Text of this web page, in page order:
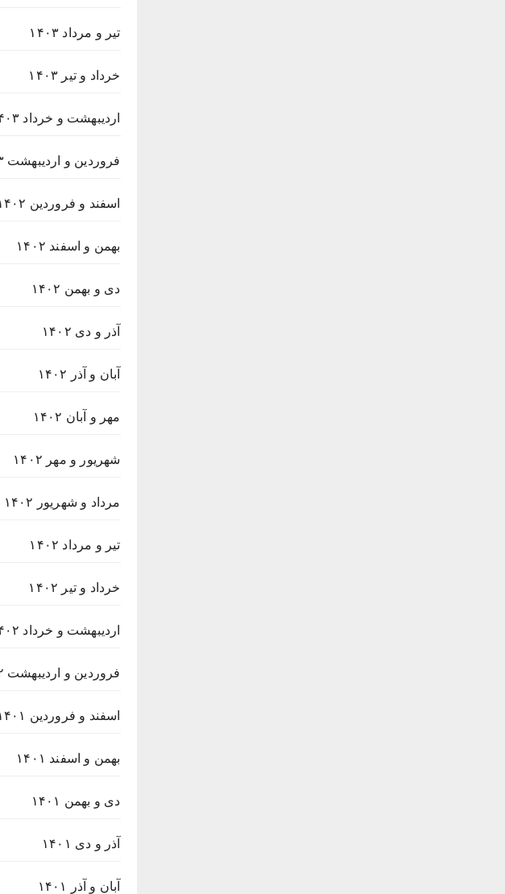
تیر و مرداد ۱۴۰۳
خرداد و تیر ۱۴۰۳
اردیبهشت و خرداد ۱۴۰۳
فروردین و اردیبهشت ۱۴۰۳
اسفند و فروردین ۱۴۰۲
بهمن و اسفند ۱۴۰۲
دی و بهمن ۱۴۰۲
آذر و دی ۱۴۰۲
آبان و آذر ۱۴۰۲
مهر و آبان ۱۴۰۲
شهریور و مهر ۱۴۰۲
مرداد و شهریور ۱۴۰۲
تیر و مرداد ۱۴۰۲
خرداد و تیر ۱۴۰۲
اردیبهشت و خرداد ۱۴۰۲
فروردین و اردیبهشت ۱۴۰۲
اسفند و فروردین ۱۴۰۱
بهمن و اسفند ۱۴۰۱
دی و بهمن ۱۴۰۱
آذر و دی ۱۴۰۱
آبان و آذر ۱۴۰۱